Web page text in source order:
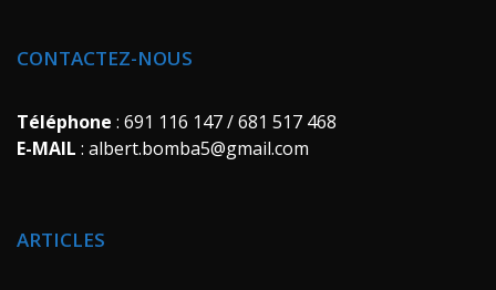
CONTACTEZ-NOUS
Téléphone : 691 116 147 / 681 517 468
E-MAIL : albert.bomba5@gmail.com
ARTICLES